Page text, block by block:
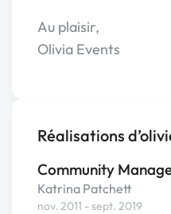
Au plaisir,
Olivia Events
Réalisations
Community
Katrina Patchett
nov. 2011 - sept. 2019